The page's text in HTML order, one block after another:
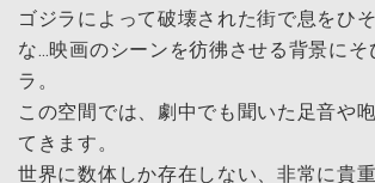
ゴジラによって破壊された街で息をひ
な…映画のシーンを彷彿させる背景にそ
ラ。
この空間では、劇中でも聞いた足音や
てきます。
世界に数体しか存在しない、非常に貴